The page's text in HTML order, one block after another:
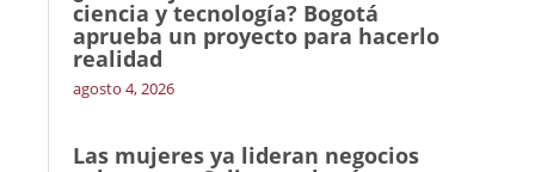
ciencia y tecnología? Bogotá
aprueba un proyecto para hacerlo
realidad
agosto 4, 2026
Las mujeres ya lideran negocios